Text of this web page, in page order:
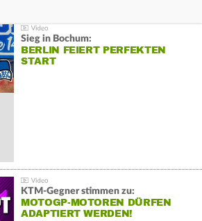
Sieg in Bochum:
BERLIN FEIERT PERFEKTEN
START
KTM-Gegner stimmen zu:
MOTOGP-MOTOREN DÜRFEN
ADAPTIERT WERDEN!